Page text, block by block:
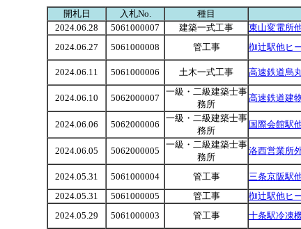
開札日 入札No. 種目
2024.06.28
5061000007 建築一式工事 東山変電所
2024.06.27
5061000008 管工事 椥辻駅他ヒ
2024.06.11
5061000006 土木一式工事 高速鉄道烏
2024.06.10
5062000007
一級・二級建築士事
務所
高速鉄道建
2024.06.06 5062000006
一級・二級建築士事
務所
国際会館駅
2024.06.05 5062000005
一級・二級建築士事
務所
洛西営業所
2024.05.31 5061000004 管工事 三条京阪駅
2024.05.31
5061000005 管工事 椥辻駅他ヒ
2024.05.29
5061000003 管工事 十条駅冷凍